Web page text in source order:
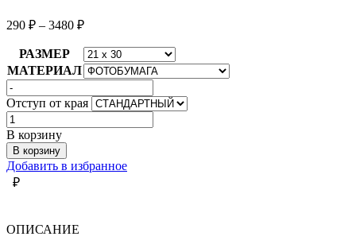
290 ₽ – 3480 ₽
РАЗМЕР
МАТЕРИАЛ
Отступ от края
Количество
товара
ДВЕ
ДЕВУШКИ
В корзину
В корзину
Добавить в избранное
₽
ОПИСАНИЕ